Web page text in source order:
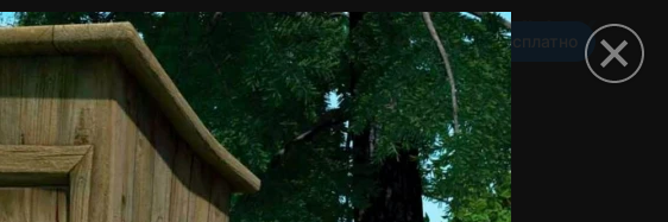
Смотреть 3650 дней бесплатно
Ввести промокод